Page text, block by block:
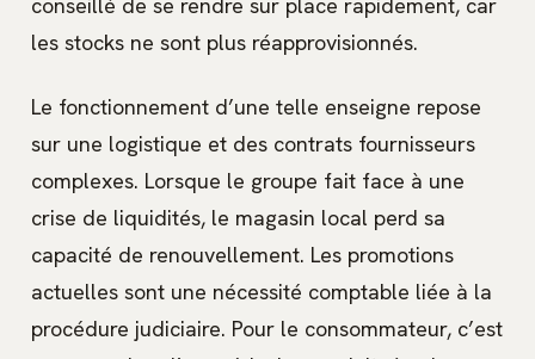
les stocks ne sont plus réapprovisionnés.
Le fonctionnement d’une telle enseigne repose
sur une logistique et des contrats fournisseurs
complexes. Lorsque le groupe fait face à une
crise de liquidités, le magasin local perd sa
capacité de renouvellement. Les promotions
actuelles sont une nécessité comptable liée à la
procédure judiciaire. Pour le consommateur, c’est